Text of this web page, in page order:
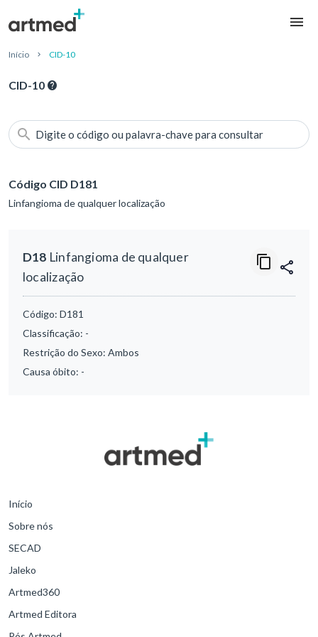
Início CID-10
CID-10
Digite o código ou palavra-chave para consultar
Código CID D181
Linfangioma de qualquer localização
D18 Linfangioma de qualquer
localização
Código: D181
Classificação: -
Restrição do Sexo: Ambos
Causa óbito: -
Início
Sobre nós
SECAD
Jaleko
Artmed360
Artmed Editora